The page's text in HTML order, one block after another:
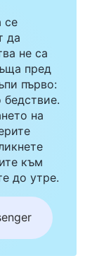
се
да
не са
пред
първо:
на
към
до утре.